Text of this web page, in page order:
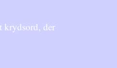
krydsord, der